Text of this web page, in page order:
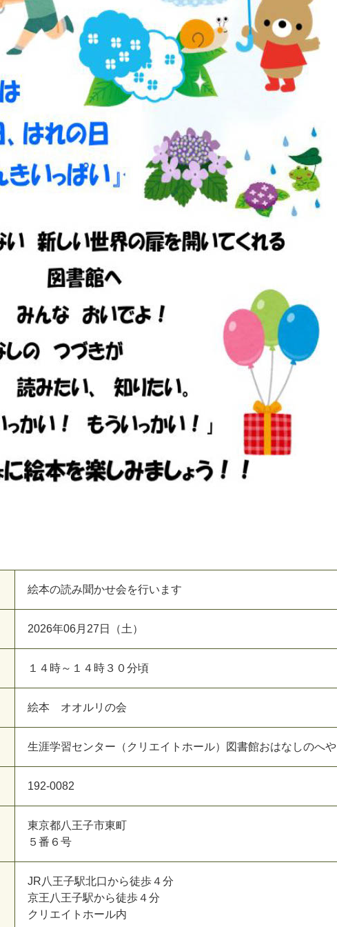
絵本の読み聞かせ会を行います
2026年06月27日（土）
１４時～１４時３０分頃
絵本 オオルリの会
生涯学習センター（クリエイトホール）図書館おはなしのへや
192-0082
東京都八王子市東町
５番６号
JR八王子駅北口から徒歩４分
京王八王子駅から徒歩４分
クリエイトホール内